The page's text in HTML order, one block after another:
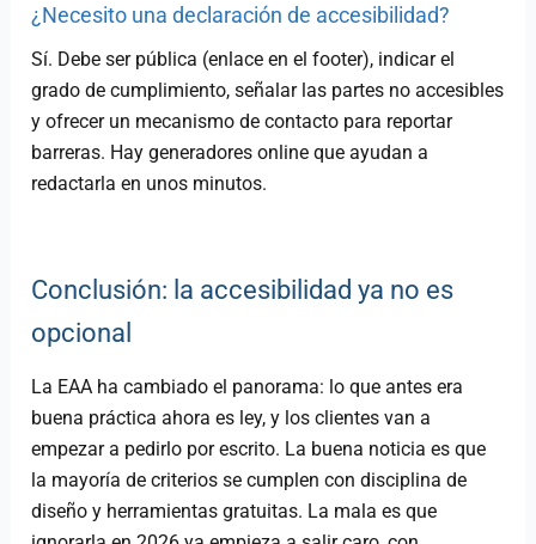
¿Necesito una declaración de accesibilidad?
Sí. Debe ser pública (enlace en el footer), indicar el
grado de cumplimiento, señalar las partes no accesibles
y ofrecer un mecanismo de contacto para reportar
barreras. Hay generadores online que ayudan a
redactarla en unos minutos.
Conclusión: la accesibilidad ya no es
opcional
La EAA ha cambiado el panorama: lo que antes era
buena práctica ahora es ley, y los clientes van a
empezar a pedirlo por escrito. La buena noticia es que
la mayoría de criterios se cumplen con disciplina de
diseño y herramientas gratuitas. La mala es que